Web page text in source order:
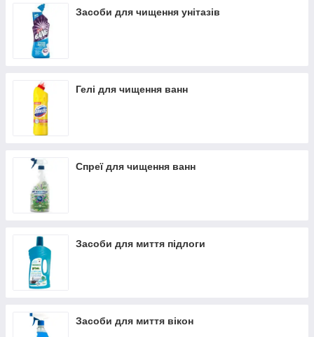
Засоби для чищення унітазів
Гелі для чищення ванн
Спреї для чищення ванн
Засоби для миття підлоги
Засоби для миття вікон